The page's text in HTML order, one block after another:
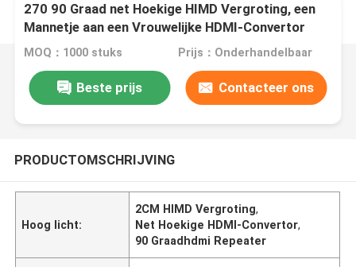
270 90 Graad net Hoekige HIMD Vergroting, een
Mannetje aan een Vrouwelijke HDMI-Convertor
MOQ：1000 stuks Prijs：Onderhandelbaar
Beste prijs Contacteer ons
PRODUCTOMSCHRIJVING
Hoog licht:
2CM HIMD Vergroting,
Net Hoekige HDMI-Convertor,
90 Graadhdmi Repeater